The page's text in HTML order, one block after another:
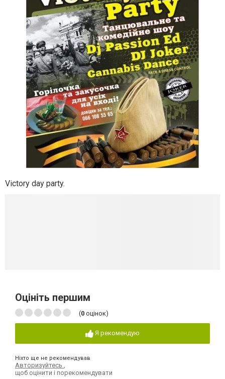
Victory day party.
Оцініть першим
(0 оцінок)
Я рекомендую
Ніхто ще не рекомендував
Авторизуйтесь
щоб оцінити і порекомендувати